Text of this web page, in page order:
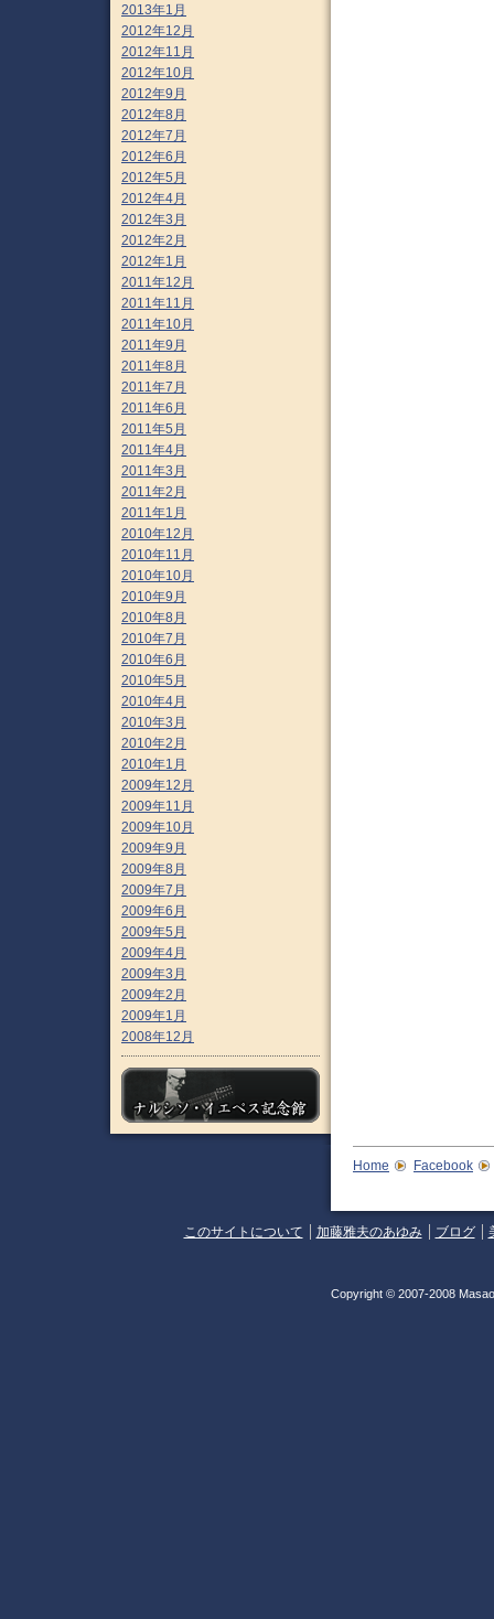
2013年1月
2012年12月
2012年11月
2012年10月
2012年9月
2012年8月
2012年7月
2012年6月
2012年5月
2012年4月
2012年3月
2012年2月
2012年1月
2011年12月
2011年11月
2011年10月
2011年9月
2011年8月
2011年7月
2011年6月
2011年5月
2011年4月
2011年3月
2011年2月
2011年1月
2010年12月
2010年11月
2010年10月
2010年9月
2010年8月
2010年7月
2010年6月
2010年5月
2010年4月
2010年3月
2010年2月
2010年1月
2009年12月
2009年11月
2009年10月
2009年9月
2009年8月
2009年7月
2009年6月
2009年5月
2009年4月
2009年3月
2009年2月
2009年1月
2008年12月
Home Facebook
このサイトについて 加藤雅夫のあゆみ ブログ
Copyright © 2007-2008